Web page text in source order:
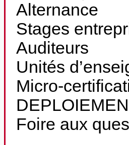
Alternance
Stages
Auditeurs
Unités
Micro-
Foire aux